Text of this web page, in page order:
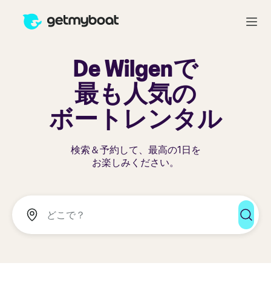
De Wilgenで
最も人気の
ボートレンタル
検索＆予約して、最高の1日を
お楽しみください。